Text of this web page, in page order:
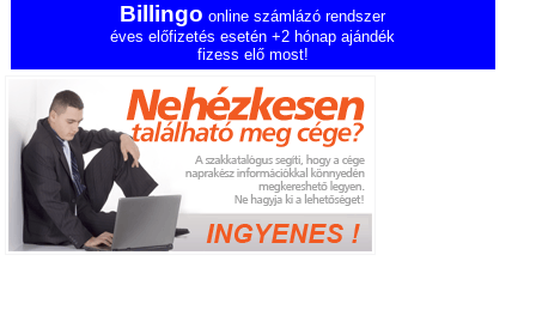
Billingo online számlázó rendszer
éves előfizetés esetén +2 hónap ajándék
fizess elő most!